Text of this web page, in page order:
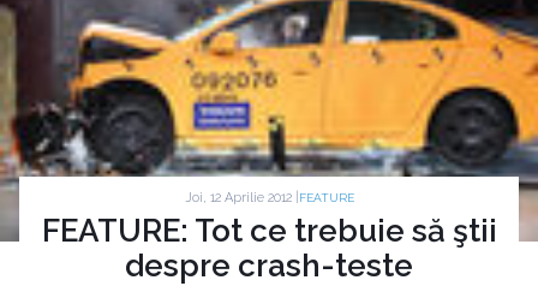
Joi, 12 Aprilie 2012 | FEATURE
FEATURE: Tot ce trebuie să ştii
despre crash-teste